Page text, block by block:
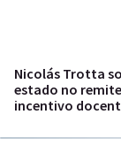
Nicolás Trotta
estado no
incentivo